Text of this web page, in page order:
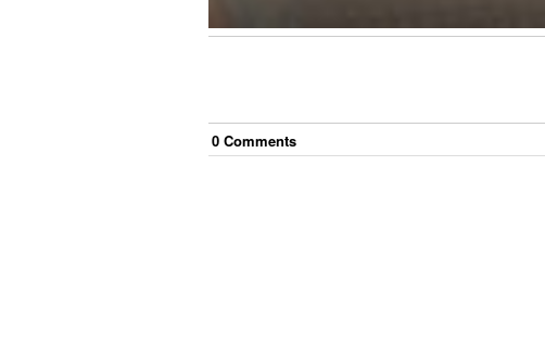
0 Comments